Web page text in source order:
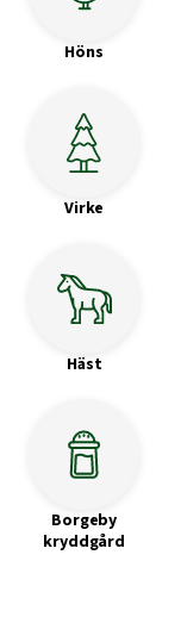
Höns
Virke
Häst
Borgeby
kryddgård